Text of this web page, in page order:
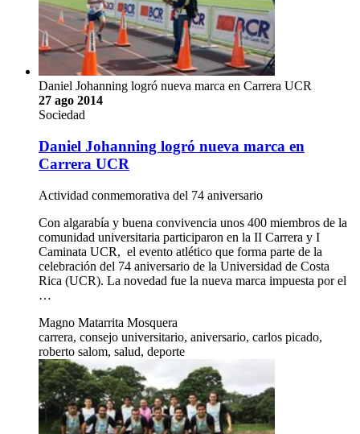
Daniel Johanning logró nueva marca en Carrera UCR
27 ago 2014
Sociedad
Daniel Johanning logró nueva marca en
Carrera UCR
Actividad conmemorativa del 74 aniversario
Con algarabía y buena convivencia unos 400 miembros de la
comunidad universitaria participaron en la II Carrera y I
Caminata UCR, el evento atlético que forma parte de la
celebración del 74 aniversario de la Universidad de Costa
Rica (UCR). La novedad fue la nueva marca impuesta por el
…
Magno Matarrita Mosquera
carrera, consejo universitario, aniversario, carlos picado,
roberto salom, salud, deporte